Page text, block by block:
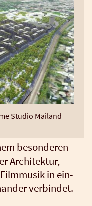
Stu­dio Mai­land
beson­de­ren
Archi­tek­tur,
in ein­
ver­bin­det.